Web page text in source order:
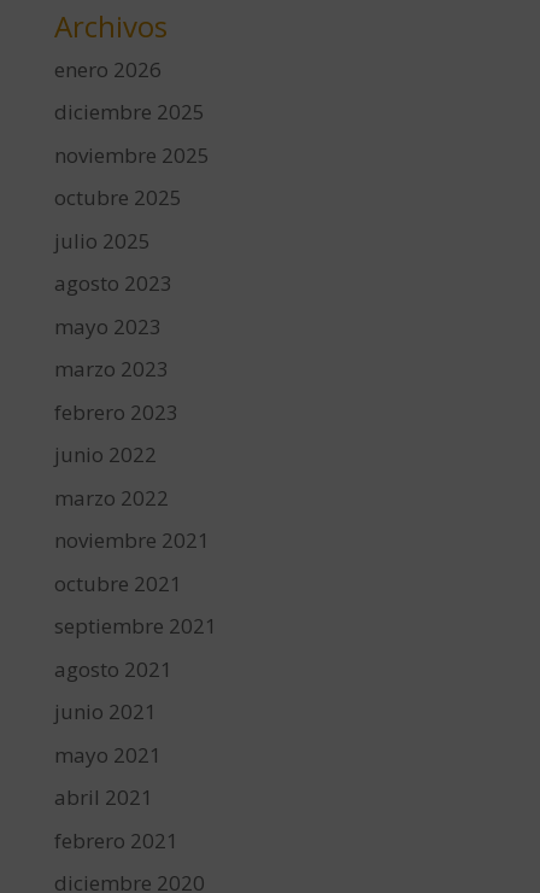
Archivos
enero 2026
diciembre 2025
noviembre 2025
octubre 2025
julio 2025
agosto 2023
mayo 2023
marzo 2023
febrero 2023
junio 2022
marzo 2022
noviembre 2021
octubre 2021
septiembre 2021
agosto 2021
junio 2021
mayo 2021
abril 2021
febrero 2021
diciembre 2020